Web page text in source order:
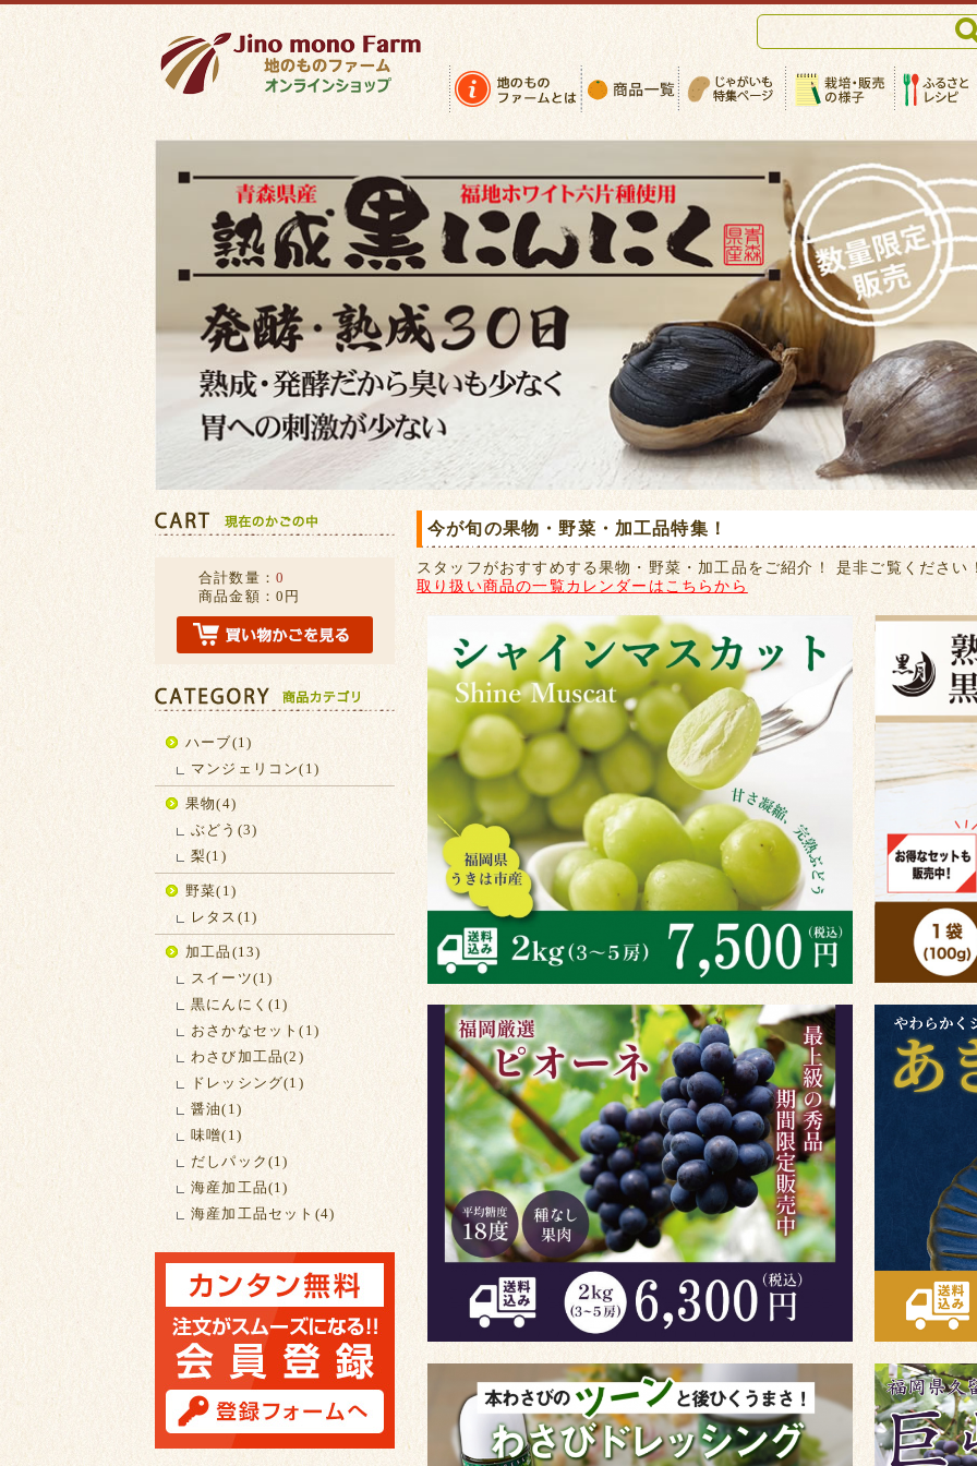
今が旬の果物・野菜・加工品特集！
スタッフがおすすめする果物・野菜・加工品をご紹介！ 是非ご覧ください
取り扱い商品の一覧カレンダーはこちらから
合計数量： 0
商品金額： 0円
ハーブ(1)
マンジェリコン(1)
果物(4)
ぶどう(3)
梨(1)
野菜(1)
レタス(1)
加工品(13)
スイーツ(1)
黒にんにく(1)
おさかなセット(1)
わさび加工品(2)
ドレッシング(1)
醤油(1)
味噌(1)
だしパック(1)
海産加工品(1)
海産加工品セット(4)